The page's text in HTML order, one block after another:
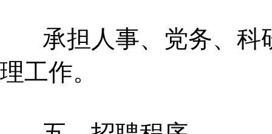
承担人事、党务、科
理工作。